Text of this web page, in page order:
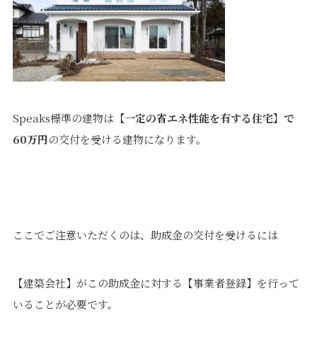
プライバシーポリシー｜サイトマップ｜トップページ
©speaks-test.
Speaks標準の建物は【一定の省エネ性能を有する住宅】で
60万円の交付を受ける建物になります。
ここでご注意いただくのは、助成金の交付を受けるには
【建築会社】がこの助成金に対する【事業者登録】を行って
いることが必要です。